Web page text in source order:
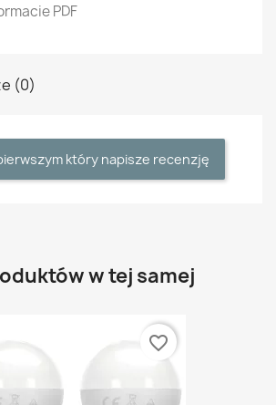
PDF
(0)
który napisze recenzję
w tej samej
favorite_border